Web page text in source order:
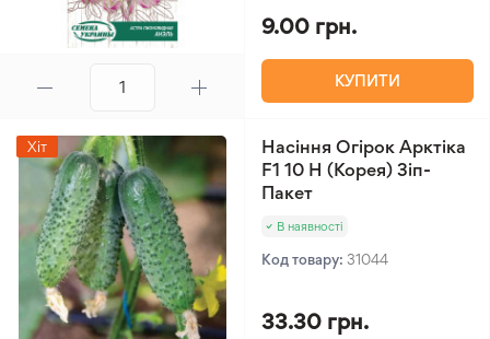
9.00 грн.
КУПИТИ
Хіт
Насіння Огірок Арктіка
F1 10 Н (Корея) Зіп-
Пакет
В наявності
Код товару: 31044
33.30 грн.